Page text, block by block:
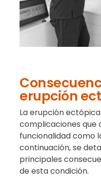
erupción
La erupción
complicaciones
funcionalidad como
continuación, se
principales
de esta condición.